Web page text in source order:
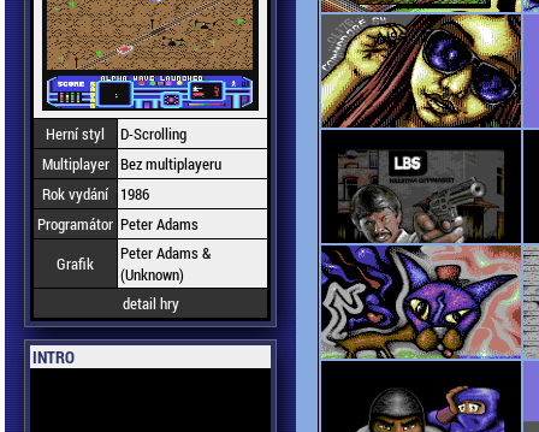
Herní styl
D-Scrolling
Multiplayer Bez multiplayeru
Rok vydání
1986
Programátor Peter Adams
Grafik
Peter Adams &
(Unknown)
detail hry
INTRO